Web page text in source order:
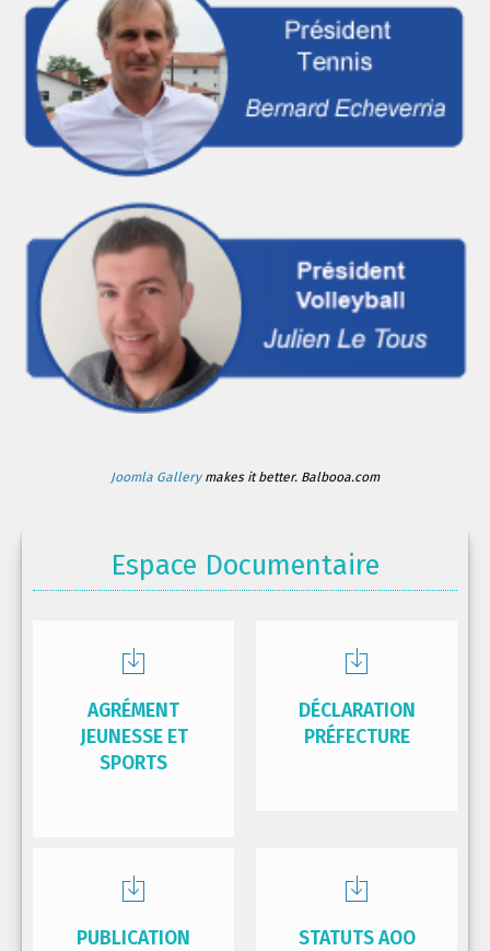
Joomla Gallerymakes it better. Balbooa.com
Espace Documentaire
AGRÉMENT
JEUNESSE ET
SPORTS
DÉCLARATION
PRÉFECTURE
PUBLICATION
STATUTS AOO